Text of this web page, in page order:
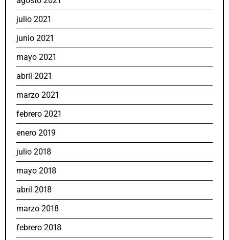
julio 2021
junio 2021
mayo 2021
abril 2021
marzo 2021
febrero 2021
enero 2019
julio 2018
mayo 2018
abril 2018
marzo 2018
febrero 2018